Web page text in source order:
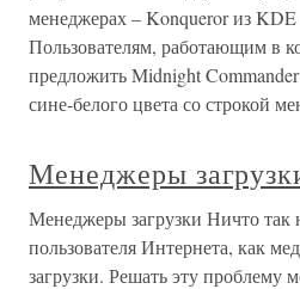
менеджерах – Konqueror из
Пользователям, работающим в
предложить Midnight
сине-белого цвета со строкой
Менеджеры
Менеджеры загрузки Ничто так
пользователя Интернета, как
загрузки. Решать эту проблему